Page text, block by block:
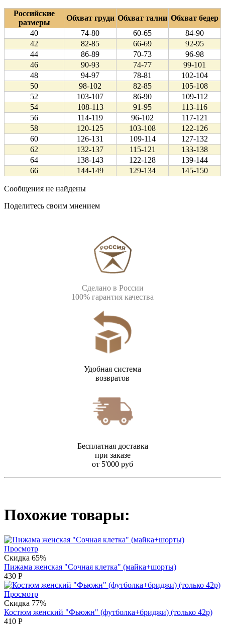
Российские
размеры
Обхват груди Обхват талии Обхват бедер
40
74-80 60-65
84-90
42
82-85 66-69
92-95
44
86-89 70-73
96-98
46
90-93 74-77
99-101
48
94-97 78-81
102-104
50
98-102 82-85
105-108
52
103-107 86-90
109-112
54
108-113 91-95
113-116
56
114-119 96-102
117-121
58
120-125 103-108
122-126
60
126-131 109-114
127-132
62
132-137 115-121
133-138
64
138-143 122-128
139-144
66
144-149 129-134 145-150
Сообщения не найдены
Поделитесь своим мнением
Сделано в России
100% гарантия качества
Удобная система
возвратов
Бесплатная доставка
при заказе
от 5'000 руб
Похожие товары:
Просмотр
Скидка 65%
Пижама женская "Сочная клетка" (майка+шорты)
430 Р
Просмотр
Скидка 77%
Костюм женский "Фьюжн" (футболка+бриджи) (только 42р)
410 Р